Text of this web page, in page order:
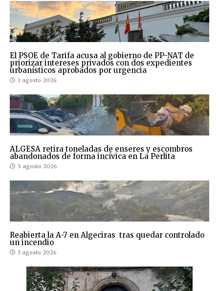
El PSOE de Tarifa acusa al gobierno de PP-NAT de
priorizar intereses privados con dos expedientes
urbanísticos aprobados por urgencia
3 agosto 2026
ALGESA retira toneladas de enseres y escombros
abandonados de forma incívica en La Perlita
5 agosto 2026
Reabierta la A-7 en Algeciras tras quedar controlado
un incendio
3 agosto 2026